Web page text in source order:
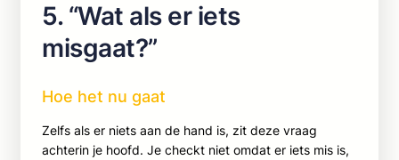
5. “Wat als er iets
misgaat?”
Hoe het nu gaat
Zelfs als er niets aan de hand is, zit deze vraag
achterin je hoofd. Je checkt niet omdat er iets mis is,